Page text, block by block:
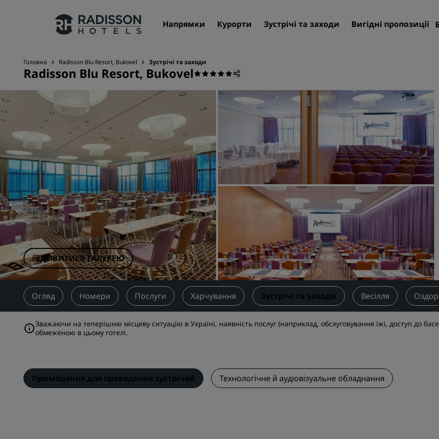
Напрямки Курорти Зустрічі та заходи Вигідні пропозиції
Наші бренди
Бренди готелів Radisson
Афілійовані бренди в Китаї
Напрямки
Курорти
Апарт-готель
Готелі аеропорту
Нові та майбутні готелі
Зустрічі та заходи
Дізнайтеся про Radisson
Meetings
Бронювати місце для
Запитати ціни
Напрямки для проведення
заходів
Рішення для індустрії
Пошук рейсів
Пошук рейсів
Search for a restaurant
Головна Radisson Blu Resort, Bukovel Зустрічі та заходи
Radisson Blu Resort, Bukovel
ДИВИТИСЯ ГАЛЕРЕЮ
Огляд Номери Послуги Харчування Зустрічі та заходи Весілля
Зважаючи на теперішню місцеву ситуацію в Україні, наявність послуг (наприклад, обслуговування їжі, доступ до
обмеженою в цьому готелі.
Приміщення для проведення зустрічей Технологічне й аудіовізуальне обладнання